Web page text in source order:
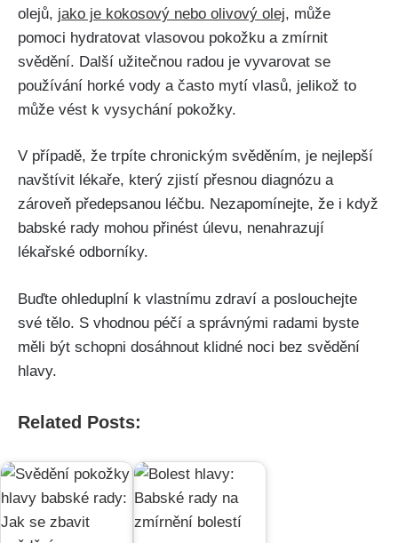
olejů, jako je kokosový‌ nebo ‍olivový ⁣olej, může
pomoci hydratovat vlasovou pokožku a ⁢zmírnit
svědění. Další užitečnou‍ radou⁣ je vyvarovat se​
používání horké vody a často mytí ⁢vlasů, ⁤jelikož ‌to
může vést ⁢k vysychání pokožky.
V případě, že trpíte chronickým svěděním, je nejlepší
navštívit⁤ lékaře,⁣ který zjistí přesnou diagnózu⁢ a
zároveň předepsanou léčbu. Nezapomínejte, že i když
babské rady mohou přinést úlevu, nenahrazují⁣
lékařské odborníky.
Buďte ohleduplní k vlastnímu zdraví‍ a poslouchejte
své‌ tělo. S vhodnou péčí a⁢ správnými radami byste‌
měli ‍být schopni dosáhnout klidné noci bez svědění
hlavy.
Related Posts: